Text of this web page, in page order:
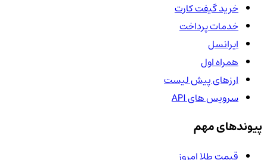
خرید گیفت کارت
خدمات پرداخت
ایرانسل
همراه اول
ارزهای پیش لیست
سرویس های API
پیوندهای مهم
قیمت طلا امروز